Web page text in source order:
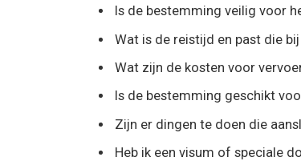
Is de bestemming veilig voor
Wat is de reistijd en past die
Wat zijn de kosten voor
Is de bestemming geschikt
Zijn er dingen te doen die
Heb ik een visum of speciale